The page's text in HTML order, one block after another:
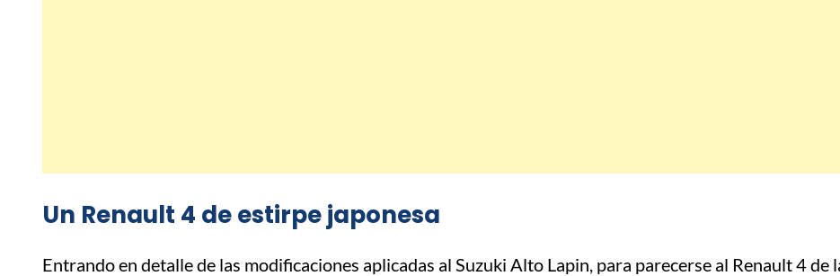
Un Renault 4 de estirpe japonesa
Entrando en detalle de las modificaciones aplicadas al Suzuki Alto Lapin, para parecerse al Renault 4 de